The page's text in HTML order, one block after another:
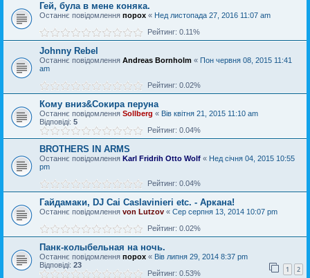
Гей, була в мене коняка.
Останнє повідомлення порох « Нед листопада 27, 2016 11:07 am
Рейтинг: 0.11%
Johnny Rebel
Останнє повідомлення Andreas Bornholm « Пон червня 08, 2015 11:41
am
Рейтинг: 0.02%
Кому вниз&Сокира перуна
Останнє повідомлення Sollberg « Вів квітня 21, 2015 11:10 am
Відповіді: 5
Рейтинг: 0.04%
BROTHERS IN ARMS
Останнє повідомлення Karl Fridrih Otto Wolf « Нед січня 04, 2015 10:55
pm
Рейтинг: 0.04%
Гайдамаки, DJ Cai Caslavinieri etc. - Аркана!
Останнє повідомлення von Lutzov « Сер серпня 13, 2014 10:07 pm
Рейтинг: 0.02%
Панк-колыбельная на ночь.
Останнє повідомлення порох « Вів липня 29, 2014 8:37 pm
Відповіді: 23 1 2
Рейтинг: 0.53%